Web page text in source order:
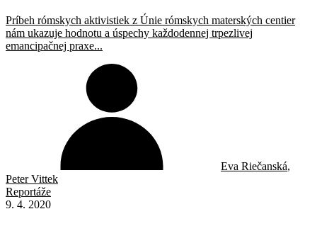
Príbeh rómskych aktivistiek z Únie rómskych materských centier
nám ukazuje hodnotu a úspechy každodennej trpezlivej
emancipačnej praxe...
Eva Riečanská,
Peter Vittek
Reportáže
9. 4. 2020